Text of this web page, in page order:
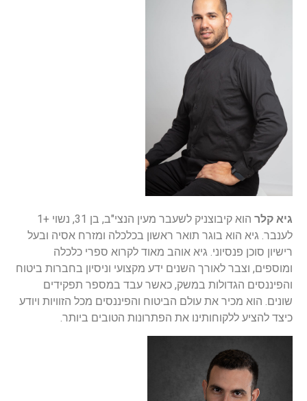
גיא קלר
הוא קיבוצניק לשעבר מעין הנצי"ב, בן 31, נשוי +1
לענבר. גיא הוא בוגר תואר ראשון בכלכלה ומזרח אסיה ובעל
רישיון סוכן פנסיוני. גיא אוהב מאוד לקרוא ספרי כלכלה
ומוספים, וצבר לאורך השנים ידע מקצועי וניסיון בחברות ביטוח
והפיננסים הגדולות במשק, כאשר עבד במספר תפקידים
שונים. הוא מכיר את עולם הביטוח והפיננסים מכל הזוויות ויודע
כיצד להציע ללקוחותינו את הפתרונות הטובים ביותר.